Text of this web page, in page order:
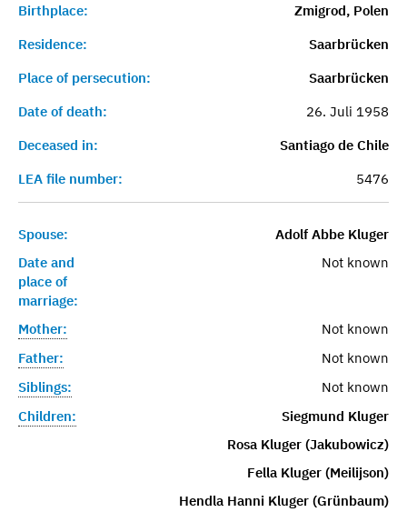
Birthplace:
Zmigrod, Polen
Residence:
Saarbrücken
Place of persecution:
Saarbrücken
Date of death:
26. Juli 1958
Deceased in:
Santiago de Chile
LEA file number:
5476
Spouse:
Adolf Abbe Kluger
Date and
place of
marriage:
Not known
Mother:
Not known
Father:
Not known
Siblings:
Not known
Children:
Siegmund Kluger
Rosa Kluger (Jakubowicz)
Fella Kluger (Meilijson)
Hendla Hanni Kluger (Grünbaum)